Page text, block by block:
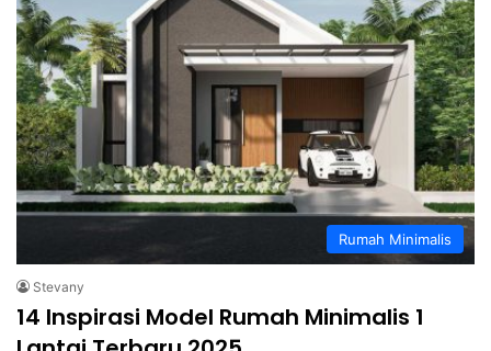
Rumah Minimalis
Stevany
14 Inspirasi Model Rumah Minimalis 1